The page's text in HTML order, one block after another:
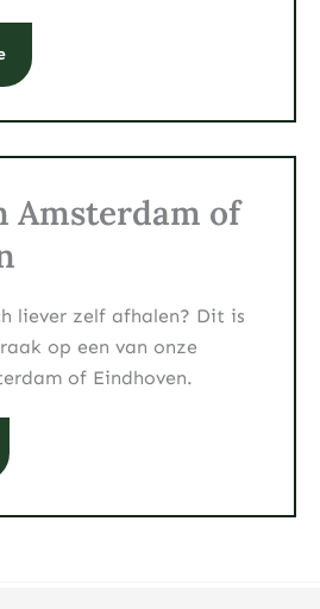
Amsterdam of
liever zelf afhalen? Dit is
op een van onze
of Eindhoven.